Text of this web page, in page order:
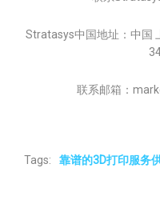
Stratasys中国地址：中国
联系邮箱：
Tags: 靠谱的3D打印服务